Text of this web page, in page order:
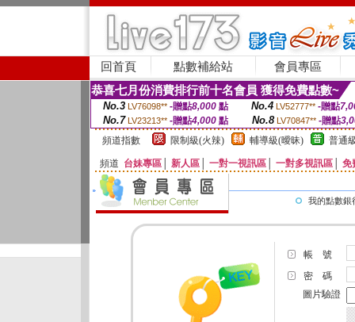
回首頁 點數補給站 會員專區
恭喜七月份消費排行前十名會員 獲得免費點數~
No.3 LV76098** -贈點8,000點 No.4 LV52777** -贈點
No.7 LV23213** -贈點4,000 點 No.8 LV70847** -贈點
頻道指數
限制級(火辣) 輔導級(曖昧) 普通
頻道 台妹專區 新人區 一對一視訊區 一對多視訊區 免
我的點數銀
帳 號
密 碼
圖片驗證